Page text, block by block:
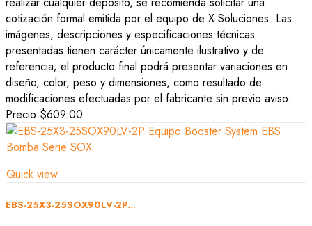
cotización formal emitida por el equipo de X Soluciones. Las
imágenes, descripciones y especificaciones técnicas
presentadas tienen carácter únicamente ilustrativo y de
referencia; el producto final podrá presentar variaciones en
diseño, color, peso y dimensiones, como resultado de
modificaciones efectuadas por el fabricante sin previo aviso.
Precio $609.00
Quick view
EBS-25X3-25SOX90LV-2P...